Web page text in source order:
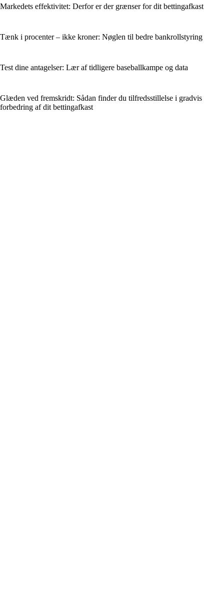
Markedets effektivitet: Derfor er der grænser for dit bettingafkast
Tænk i procenter – ikke kroner: Nøglen til bedre bankrollstyring
Test dine antagelser: Lær af tidligere baseballkampe og data
Glæden ved fremskridt: Sådan finder du tilfredsstillelse i gradvis
forbedring af dit bettingafkast